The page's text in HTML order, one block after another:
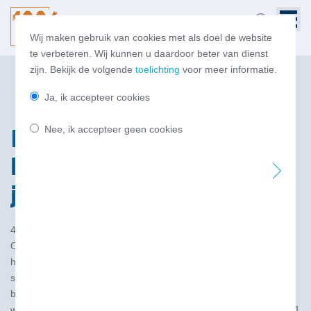
Wij maken gebruik van cookies met als doel de website
te verbeteren. Wij kunnen u daardoor beter van dienst
zijn. Bekijk de volgende toelichting voor meer informatie.
Ja, ik accepteer cookies
Nee, ik accepteer geen cookies
Nieuwe salaristabellen
brandstofhandel per 1
januari 2025
4 dec 2024
Op voordracht van de Arbeidsvoorwaardencommissie van NOVE
heeft het hoofdbestuur van NOVE de aanpassingen voor de
salaristabellen van zowel de landhandel als de waterhandel
bekend gemaakt op de ALV. Dit komt neer op 2,5% voor de